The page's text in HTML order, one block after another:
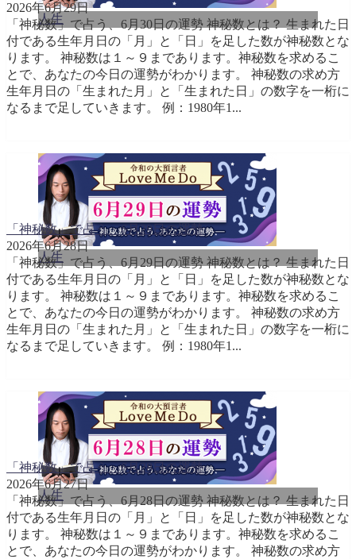
人生
2026年6月29日
「神秘数」で占う、6月30日の運勢 神秘数とは？ 生まれた日
付である生年月日の「月」と「日」を足した数が神秘数とな
ります。 神秘数は１～９まであります。神秘数を求めるこ
とで、あなたの今日の運勢がわかります。 神秘数の求め方
生年月日の「生まれた月」と「生まれた日」の数字を一桁に
なるまで足していきます。 例：1980年1...
人生
「神秘数」で占う、6月29日の運勢
2026年6月28日
「神秘数」で占う、6月29日の運勢 神秘数とは？ 生まれた日
付である生年月日の「月」と「日」を足した数が神秘数とな
ります。 神秘数は１～９まであります。神秘数を求めるこ
とで、あなたの今日の運勢がわかります。 神秘数の求め方
生年月日の「生まれた月」と「生まれた日」の数字を一桁に
なるまで足していきます。 例：1980年1...
人生
「神秘数」で占う、6月28日の運勢
2026年6月27日
「神秘数」で占う、6月28日の運勢 神秘数とは？ 生まれた日
付である生年月日の「月」と「日」を足した数が神秘数とな
ります。 神秘数は１～９まであります。神秘数を求めるこ
とで、あなたの今日の運勢がわかります。 神秘数の求め方